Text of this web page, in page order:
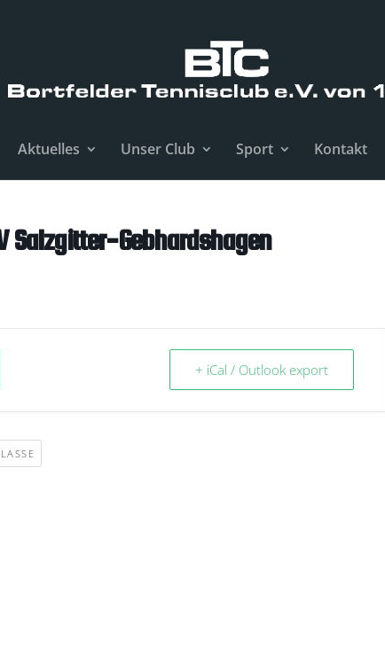
Aktuelles Unser Club Sport Kontakt
Salzgitter-Gebhardshagen
+ iCal / Outlook export